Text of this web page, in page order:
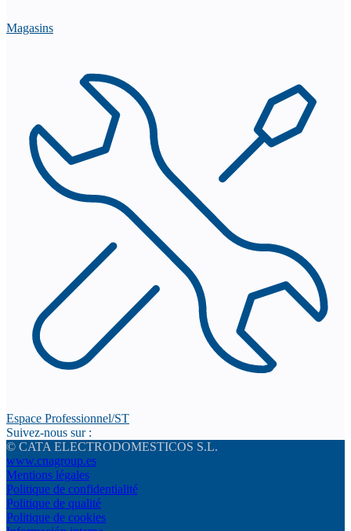
Magasins
Espace Professionnel/ST
Suivez-nous sur :
© CATA ELECTRODOMESTICOS S.L.
www.cnagroup.es
Mentions légales
Politique de confidentialité
Politique de qualité
Politique de cookies